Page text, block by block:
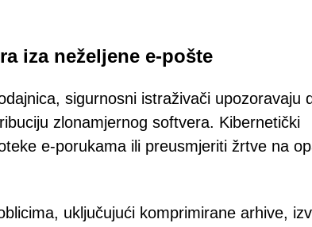
iza neželjene e-pošte
sigurnosni istraživači upozoravaju
zlonamjernog softvera. Kibernetički
e-porukama ili preusmjeriti žrtve na
uključujući komprimirane arhive,